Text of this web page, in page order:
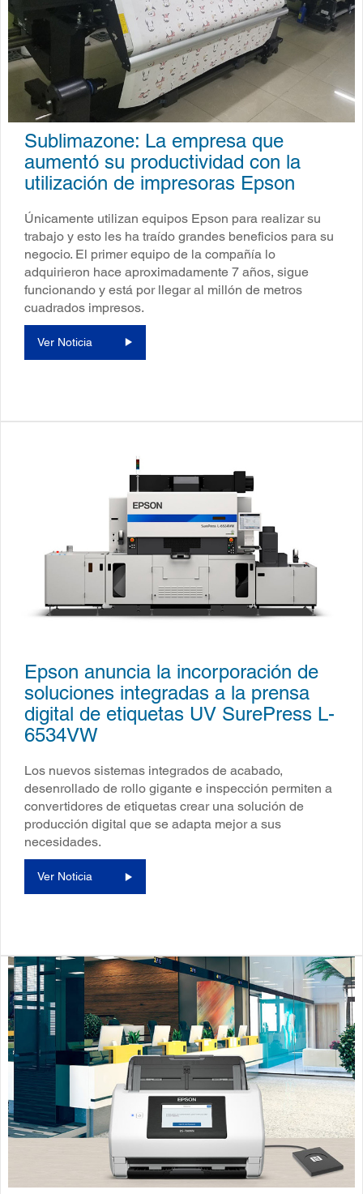
Sublimazone: La empresa que
aumentó su productividad con la
utilización de impresoras Epson
Únicamente utilizan equipos Epson para realizar su
trabajo y esto les ha traído grandes beneficios para su
negocio. El primer equipo de la compañía lo
adquirieron hace aproximadamente 7 años, sigue
funcionando y está por llegar al millón de metros
cuadrados impresos.
Ver Noticia
Epson anuncia la incorporación de
soluciones integradas a la prensa
digital de etiquetas UV SurePress L-
6534VW
Los nuevos sistemas integrados de acabado,
desenrollado de rollo gigante e inspección permiten a
convertidores de etiquetas crear una solución de
producción digital que se adapta mejor a sus
necesidades.
Ver Noticia